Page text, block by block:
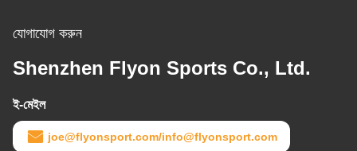
যোগাযোগ করুন
Shenzhen Flyon Sports Co., Ltd.
ই-মেইল
joe@flyonsport.com/info@flyonsport.com